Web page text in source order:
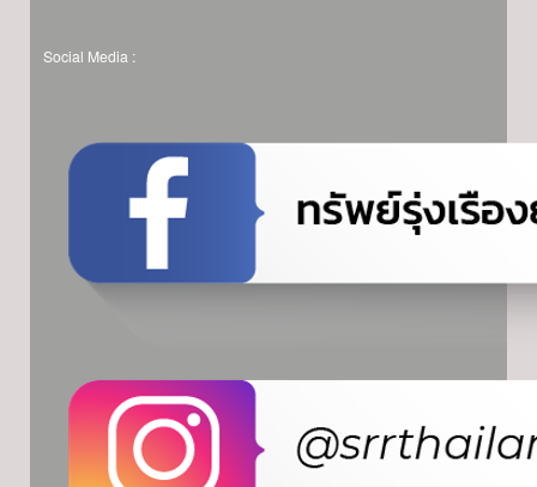
Social Media :